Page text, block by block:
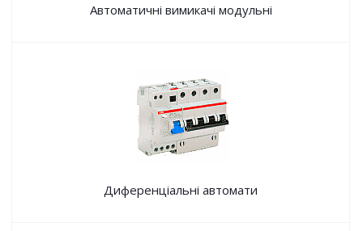
Автоматичні вимикачі модульні
Диференціальні автомати